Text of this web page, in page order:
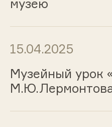
музею
15.04.2025
Музейный урок